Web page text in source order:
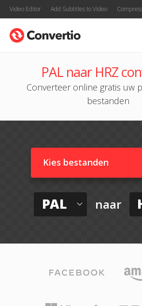
Video Editor Add Subtitles to Video
PAL naar HRZ
Converteer online gratis uw
bestanden
Kies bestanden
PAL naar